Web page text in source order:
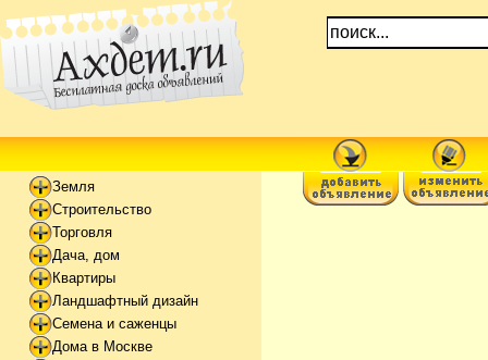
Земля
Строительство
Торговля
Дача, дом
Квартиры
Ландшафтный дизайн
Семена и саженцы
Дома в Москве